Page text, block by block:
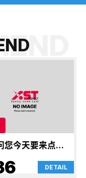
ND
您今天要来点兔
子吗？& 赛马娘
DETAIL